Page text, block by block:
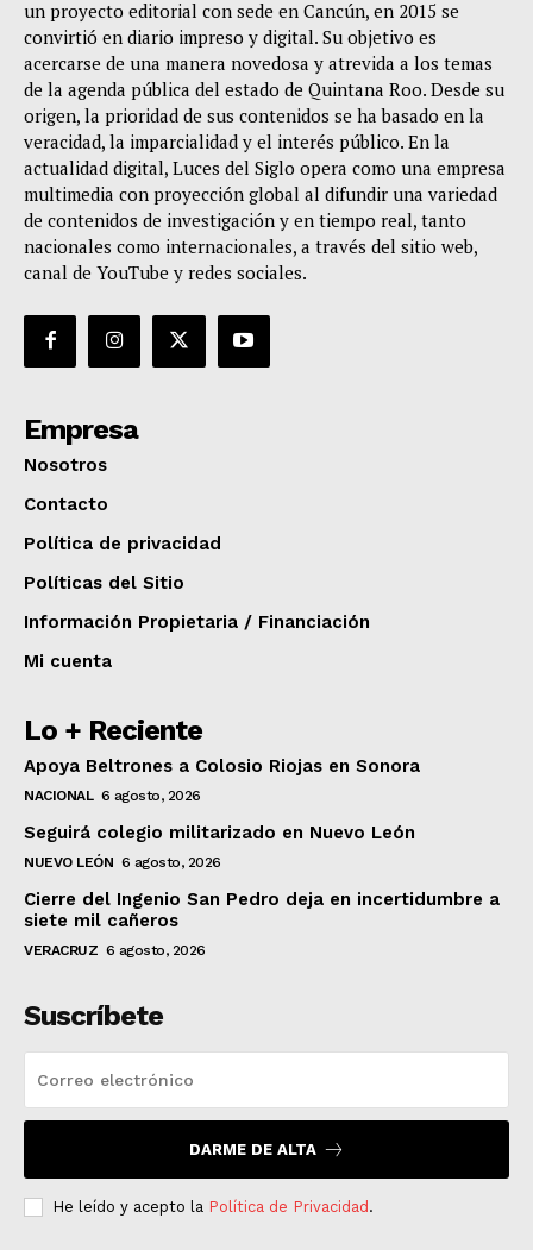
un proyecto editorial con sede en Cancún, en 2015 se
convirtió en diario impreso y digital. Su objetivo es
acercarse de una manera novedosa y atrevida a los temas
de la agenda pública del estado de Quintana Roo. Desde su
origen, la prioridad de sus contenidos se ha basado en la
veracidad, la imparcialidad y el interés público. En la
actualidad digital, Luces del Siglo opera como una empresa
multimedia con proyección global al difundir una variedad
de contenidos de investigación y en tiempo real, tanto
nacionales como internacionales, a través del sitio web,
canal de YouTube y redes sociales.
Empresa
Nosotros
Contacto
Política de privacidad
Políticas del Sitio
Información Propietaria / Financiación
Mi cuenta
Lo + Reciente
Apoya Beltrones a Colosio Riojas en Sonora
NACIONAL 6 agosto, 2026
Seguirá colegio militarizado en Nuevo León
NUEVO LEÓN 6 agosto, 2026
Cierre del Ingenio San Pedro deja en incertidumbre a
siete mil cañeros
VERACRUZ 6 agosto, 2026
Suscríbete
DARME DE ALTA
He leído y acepto la Política de Privacidad .